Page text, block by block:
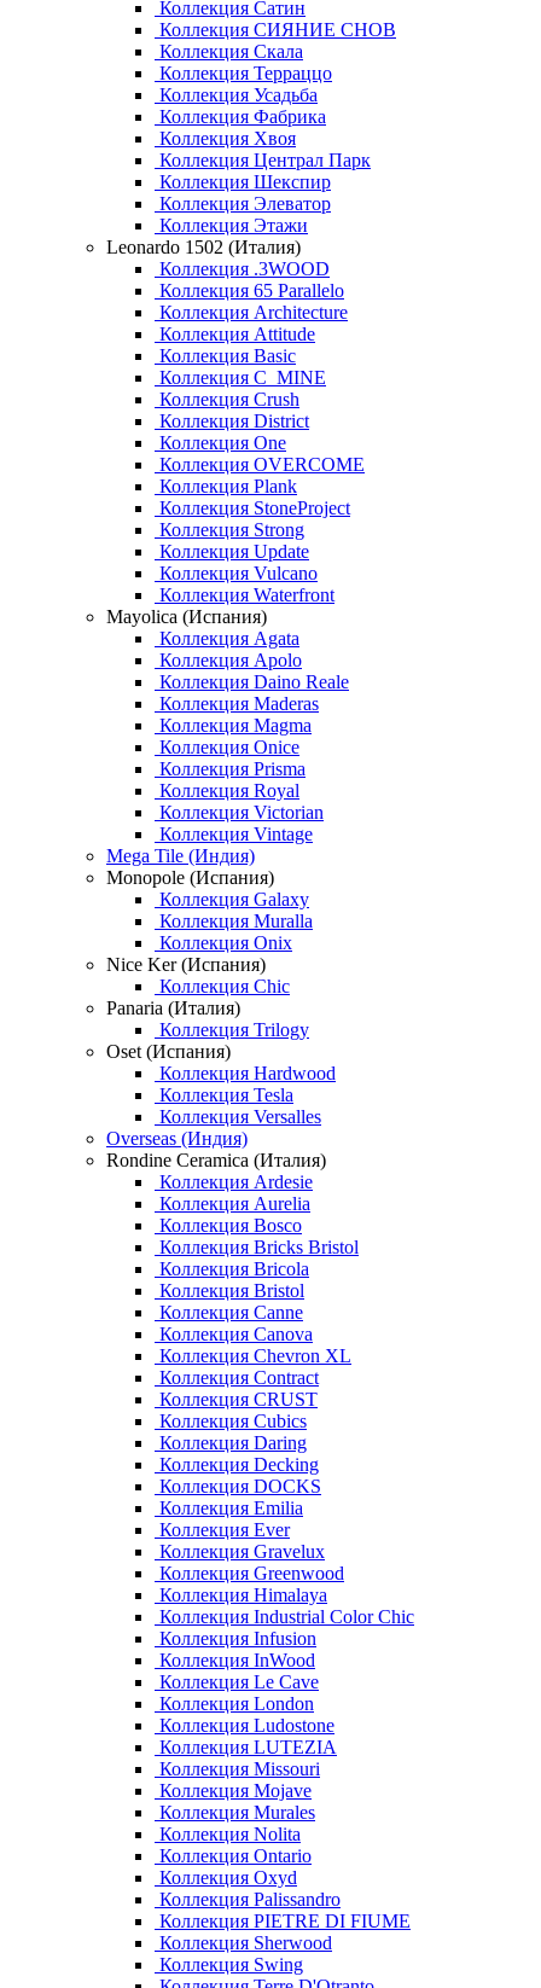
Коллекция Сатин
Коллекция СИЯНИЕ СНОВ
Коллекция Скала
Коллекция Терраццо
Коллекция Усадьба
Коллекция Фабрика
Коллекция Хвоя
Коллекция Централ Парк
Коллекция Шекспир
Коллекция Элеватор
Коллекция Этажи
Leonardo 1502 (Италия)
Коллекция .3WOOD
Коллекция 65 Parallelo
Коллекция Architecture
Коллекция Attitude
Коллекция Basic
Коллекция C_MINE
Коллекция Crush
Коллекция District
Коллекция One
Коллекция OVERCOME
Коллекция Plank
Коллекция StoneProject
Коллекция Strong
Коллекция Update
Коллекция Vulcano
Коллекция Waterfront
Mayolica (Испания)
Коллекция Agata
Коллекция Apolo
Коллекция Daino Reale
Коллекция Maderas
Коллекция Magma
Коллекция Onice
Коллекция Prisma
Коллекция Royal
Коллекция Victorian
Коллекция Vintage
Mega Tile (Индия)
Monopole (Испания)
Коллекция Galaxy
Коллекция Muralla
Коллекция Onix
Nice Ker (Испания)
Коллекция Chic
Panaria (Италия)
Коллекция Trilogy
Oset (Испания)
Коллекция Hardwood
Коллекция Tesla
Коллекция Versalles
Overseas (Индия)
Rondine Ceramica (Италия)
Коллекция Ardesie
Коллекция Aurelia
Коллекция Bosco
Коллекция Bricks Bristol
Коллекция Bricola
Коллекция Bristol
Коллекция Canne
Коллекция Canova
Коллекция Chevron XL
Коллекция Contract
Коллекция CRUST
Коллекция Cubics
Коллекция Daring
Коллекция Decking
Коллекция DOCKS
Коллекция Emilia
Коллекция Ever
Коллекция Gravelux
Коллекция Greenwood
Коллекция Himalaya
Коллекция Industrial Color Chic
Коллекция Infusion
Коллекция InWood
Коллекция Le Cave
Коллекция London
Коллекция Ludostone
Коллекция LUTEZIA
Коллекция Missouri
Коллекция Mojave
Коллекция Murales
Коллекция Nolita
Коллекция Ontario
Коллекция Oxyd
Коллекция Palissandro
Коллекция PIETRE DI FIUME
Коллекция Sherwood
Коллекция Swing